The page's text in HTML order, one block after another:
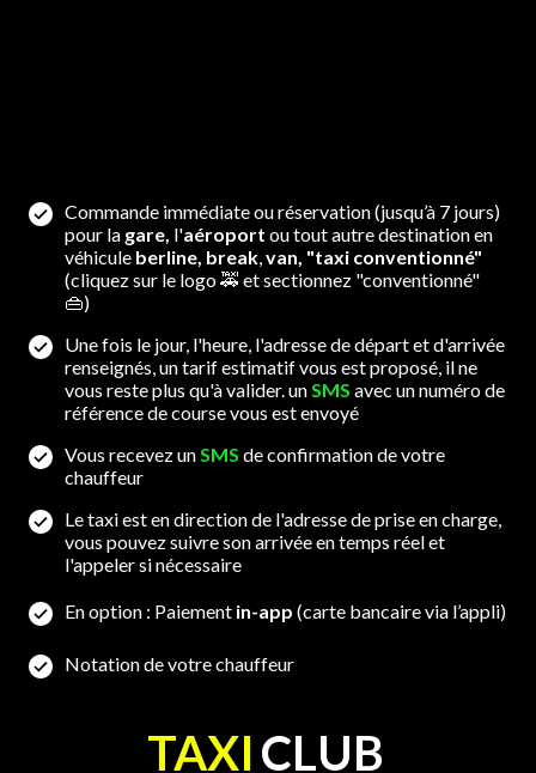
Commande immédiate ou réservation (jusqu’à 7 jours)
pour la gare, l'aéroport ou tout autre destination en
véhicule berline, break,van, "taxi conventionné"
(cliquez sur le logo 🚕 et sectionnez "conventionné"
👜)
Une fois le jour, l'heure, l'adresse de départ et d'arrivée
renseignés, un tarif estimatif vous est proposé, il ne
vous reste plus qu'à valider. unSMS avec un numéro de
référence de course vous est envoyé
Vous recevez unSMS de confirmation de votre
chauffeur
Le taxi est en direction de l'adresse de prise en charge,
vous pouvez suivre son arrivée en temps réel et
l'appeler si nécessaire
En option : Paiement in-app (carte bancaire via l’appli)
Notation de votre chauffeur
TAXICLUB